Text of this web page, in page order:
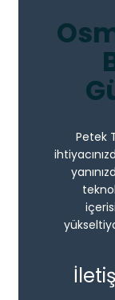
Petek